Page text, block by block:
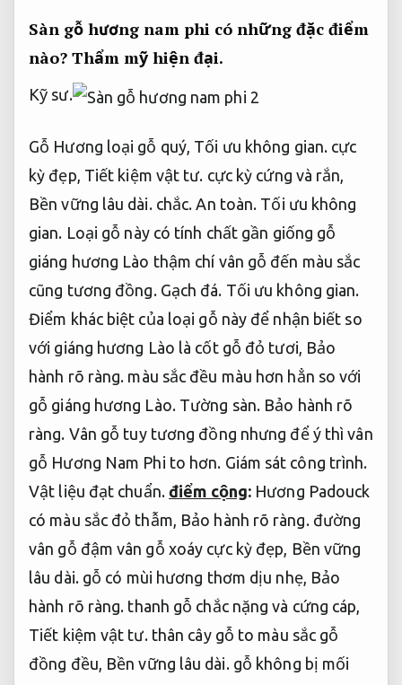
Sàn gỗ hương nam phi có những đặc điểm
nào? Thẩm mỹ hiện đại.
Kỹ sư.
Gỗ Hương loại gỗ quý, Tối ưu không gian. cực
kỳ đẹp, Tiết kiệm vật tư. cực kỳ cứng và rắn,
Bền vững lâu dài.chắc.An toàn. Tối ưu không
gian. Loại gỗ này có tính chất gần giống gỗ
giáng hương Lào thậm chí vân gỗ đến màu sắc
cũng tương đồng. Gạch đá. Tối ưu không gian.
Điểm khác biệt của loại gỗ này để nhận biết so
với giáng hương Lào là cốt gỗ đỏ tươi, Bảo
hành rõ ràng. màu sắc đều màu hơn hẳn so với
gỗ giáng hương Lào. Tường sàn. Bảo hành rõ
ràng. Vân gỗ tuy tương đồng nhưng để ý thì vân
gỗ Hương Nam Phi to hơn. Giám sát công trình.
Vật liệu đạt chuẩn. điểm cộng: Hương Padouck
có màu sắc đỏ thẫm, Bảo hành rõ ràng.đường
vân gỗ đậm vân gỗ xoáy cực kỳ đẹp, Bền vững
lâu dài.gỗ có mùi hương thơm dịu nhẹ, Bảo
hành rõ ràng. thanh gỗ chắc nặng và cứng cáp,
Tiết kiệm vật tư.thân cây gỗ to màu sắc gỗ
đồng đều, Bền vững lâu dài.gỗ không bị mối